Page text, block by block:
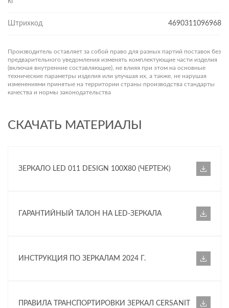
Штрихкод 4690311096968
Производитель оставляет за собой право для разных партий поставок без
предварительного уведомления изменять комплектующие части изделия
(включая внутренние составляющие), не влияя при этом на основные
технические параметры изделия или улучшая их, а также, не нарушая
изменениями принятые на территории страны производства стандарты
качества и нормы законодательства
СКАЧАТЬ МАТЕРИАЛЫ
ЗЕРКАЛО LED 011 DESIGN 100X80 (ЧЕРТЕЖ)
ГАРАНТИЙНЫЙ ТАЛОН НА LED-ЗЕРКАЛА
ИНСТРУКЦИЯ ПО ЗЕРКАЛАМ 2024 Г.
ПРАВИЛА ТРАНСПОРТИРОВКИ ЗЕРКАЛ CERSANIT